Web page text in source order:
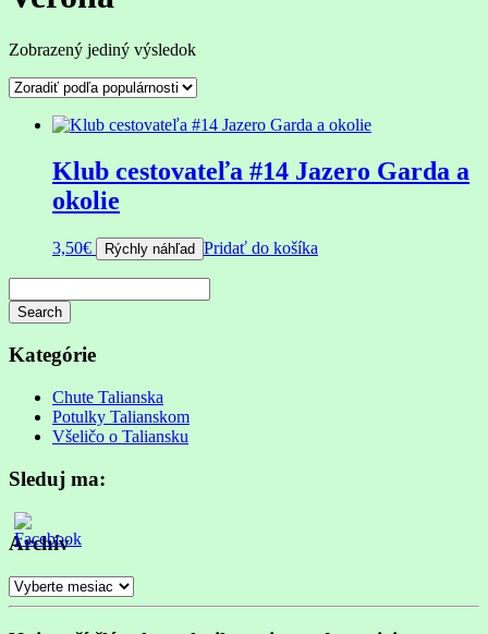
Zobrazený jediný výsledok
Klub cestovateľa #14 Jazero Garda a
okolie
3,50€ Rýchly náhľad Pridať do košíka
Search
is
progress
Kategórie
Chute Talianska
Potulky Talianskom
Všeličo o Taliansku
Sleduj ma:
Archív
Archív